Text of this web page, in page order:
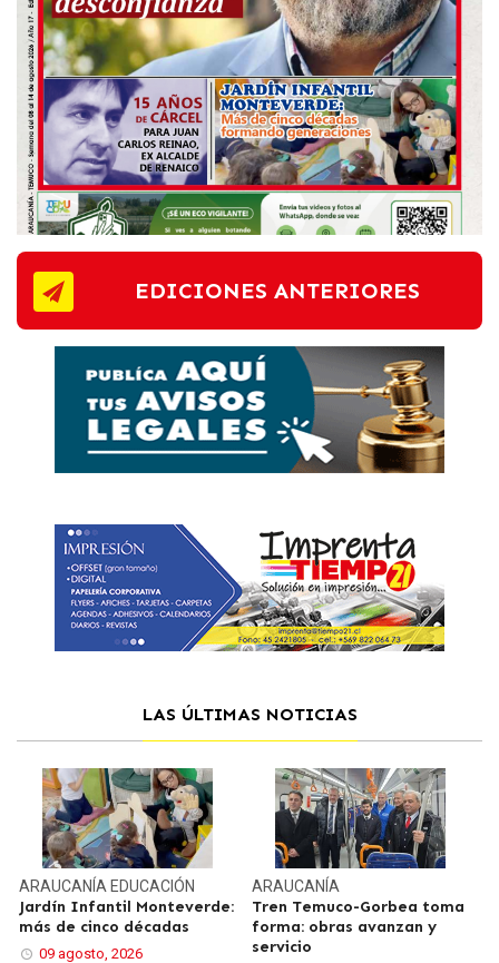
EDICIONES ANTERIORES
LAS ÚLTIMAS NOTICIAS
ARAUCANÍA EDUCACIÓN
Jardín Infantil Monteverde:
más de cinco décadas
09 agosto, 2026
ARAUCANÍA
Tren Temuco-Gorbea toma
forma: obras avanzan y
servicio